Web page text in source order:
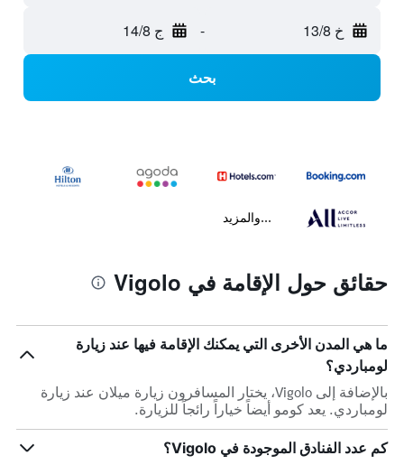
خ 13/8 - ج 14/8
بحث
...والمزيد
حقائق حول الإقامة في Vigolo
ما هي المدن الأخرى التي يمكنك الإقامة فيها عند زيارة
لومباردي؟
بالإضافة إلى Vigolo، يختار المسافرون زيارة ميلان عند زيارة
لومباردي. يعد كومو أيضاً خياراً رائجاً للزيارة.
كم عدد الفنادق الموجودة في Vigolo؟